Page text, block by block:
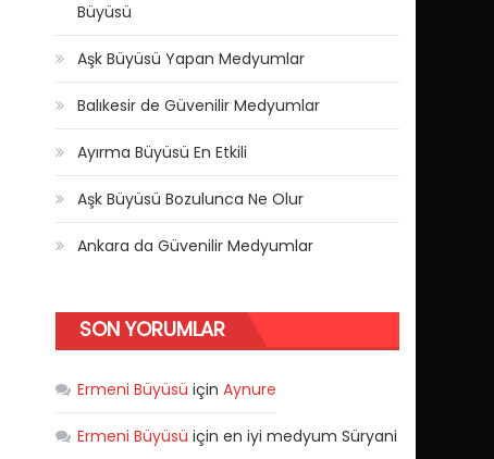
Büyüsü
Aşk Büyüsü Yapan Medyumlar
Balıkesir de Güvenilir Medyumlar
Ayırma Büyüsü En Etkili
Aşk Büyüsü Bozulunca Ne Olur
Ankara da Güvenilir Medyumlar
SON YORUMLAR
Ermeni Büyüsü içinAynure
Ermeni Büyüsü içinen iyi medyum Süryani